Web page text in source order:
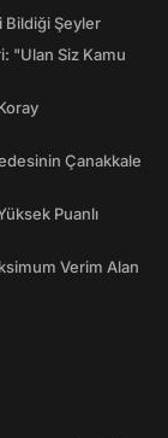
Bildiği Şeyler
"Ulan Siz Kamu
Çanakkale
Puanlı
Verim Alan